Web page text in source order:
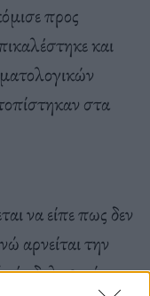
προς
και
στα
να είπε πως δεν
αρνείται την
δολοφονίας.